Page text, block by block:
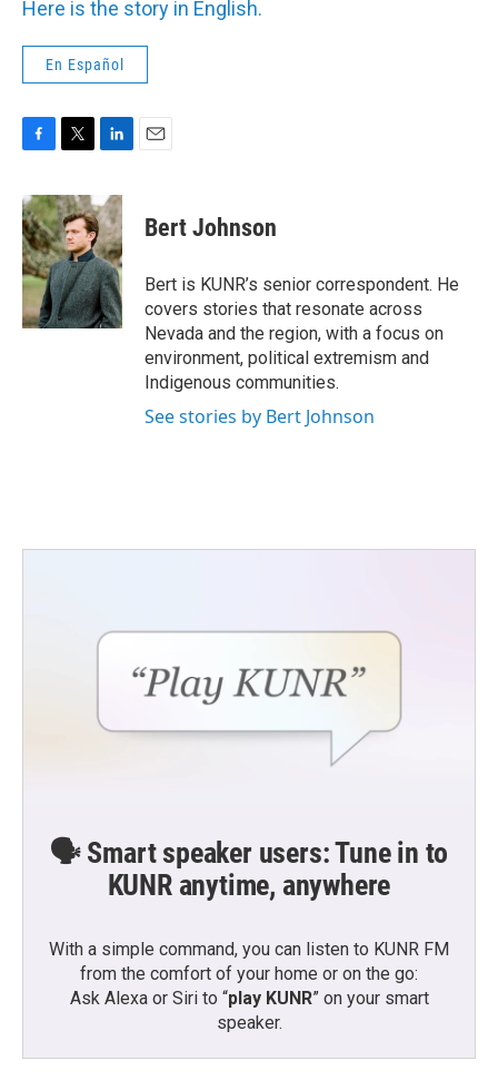
Here is the story in English.
En Español
c
e
b
o
o
i
t
t
e
r
n
k
e
d
I
n
Bert Johnson
Bert is KUNR’s senior correspondent. He
covers stories that resonate across
Nevada and the region, with a focus on
environment, political extremism and
Indigenous communities.
See stories by Bert Johnson
🗣️ Smart speaker users: Tune in to
KUNR anytime, anywhere
With a simple command, you can listen to KUNR FM
from the comfort of your home or on the go:
Ask Alexa or Siri to “play KUNR” on your smart
speaker.